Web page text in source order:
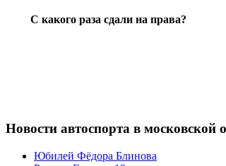
С какого раза сдали на права?
Новости автоспорта в московской
Юбилей Фёдора Блинова